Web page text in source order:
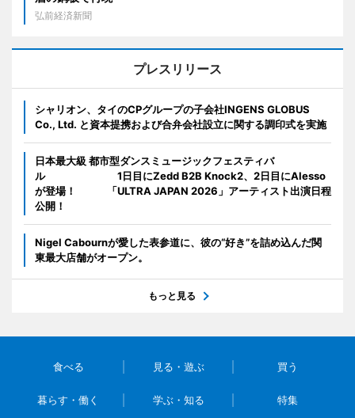
弘前経済新聞
プレスリリース
シャリオン、タイのCPグループの子会社INGENS GLOBUS
Co., Ltd. と資本提携および合弁会社設立に関する調印式を実施
日本最大級 都市型ダンスミュージックフェスティバ
ル 1日目にZedd B2B Knock2、2日目にAlesso
が登場！ 「ULTRA JAPAN 2026」アーティスト出演日程
公開！
Nigel Cabournが愛した表参道に、彼の“好き”を詰め込んだ関
東最大店舗がオープン。
もっと見る
食べる 見る・遊ぶ 買う
暮らす・働く 学ぶ・知る 特集